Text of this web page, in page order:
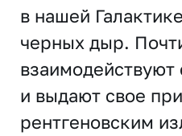
в нашей
черных дыр.
и выдают свое
рентгеновским